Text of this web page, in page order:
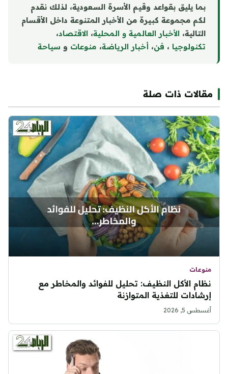
بما يليق بقواعد وقيم الأسرة السعودية، لذلك نقدم
لكم مجموعة كبيرة من الأخبار المتنوعة داخل الأقسام
التالية، الأخبار العالمية و المحلية، الاقتصاد،
تكنولوجيا ، فن، أخبار الرياضة، منوعات و سياحة
مقالات ذات صلة
منوعات
نظام الأكل النظيف: تحليل للفوائد والمخاطر مع
إرشادات للتغذية المتوازنة
أغسطس 5, 2026